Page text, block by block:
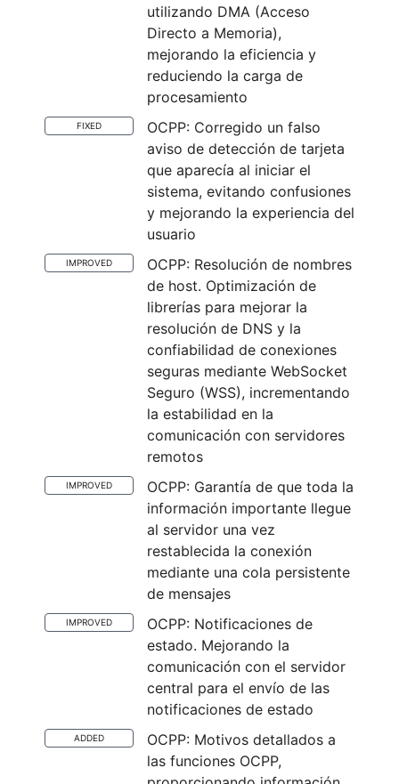
utilizando DMA (Acceso
Directo a Memoria),
mejorando la eficiencia y
reduciendo la carga de
procesamiento
FIXED
OCPP: Corregido un falso
aviso de detección de tarjeta
que aparecía al iniciar el
sistema, evitando confusiones
y mejorando la experiencia del
usuario
IMPROVED
OCPP: Resolución de nombres
de host. Optimización de
librerías para mejorar la
resolución de DNS y la
confiabilidad de conexiones
seguras mediante WebSocket
Seguro (WSS), incrementando
la estabilidad en la
comunicación con servidores
remotos
IMPROVED
OCPP: Garantía de que toda la
información importante llegue
al servidor una vez
restablecida la conexión
mediante una cola persistente
de mensajes
IMPROVED
OCPP: Notificaciones de
estado. Mejorando la
comunicación con el servidor
central para el envío de las
notificaciones de estado
ADDED
OCPP: Motivos detallados a
las funciones OCPP,